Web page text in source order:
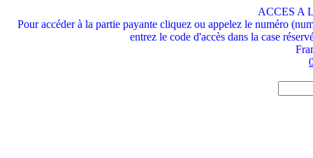
ACCES A
Pour accéder à la partie payante cliquez ou appelez le numéro
entrez le code d'accès dans la case